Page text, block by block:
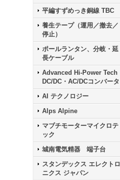
平編すずめっき銅線 TBC
養生テープ（運用／撤去／
停止）
ポールランタン、分岐・延
長ケーブル
Advanced Hi-Power Tech
DC/DC・AC/DCコンバータ
AI テクノロジー
Alps Alpine
マブチモーターマイクロテ
ック
城南電気精器 端子台
スタンデックス エレクトロ
ニクス ジャパン